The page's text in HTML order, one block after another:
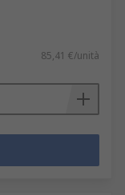
85,41 €/unità